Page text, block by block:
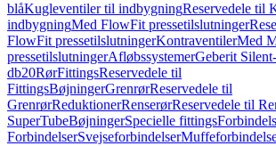
blåKugleventiler til indbygningReservedele til
indbygningMed FlowFit pressetilslutninger
FlowFit pressetilslutningerKontraventilerMed
pressetilslutningerAfløbssystemerGeberit Silent-
db20RørFittingsReservedele til
FittingsBøjningerGrenrørReservedele til
GrenrørReduktionerRenserørReservedele til
SuperTubeBøjningerSpecielle fittings
ForbindelserSvejseforbindelser